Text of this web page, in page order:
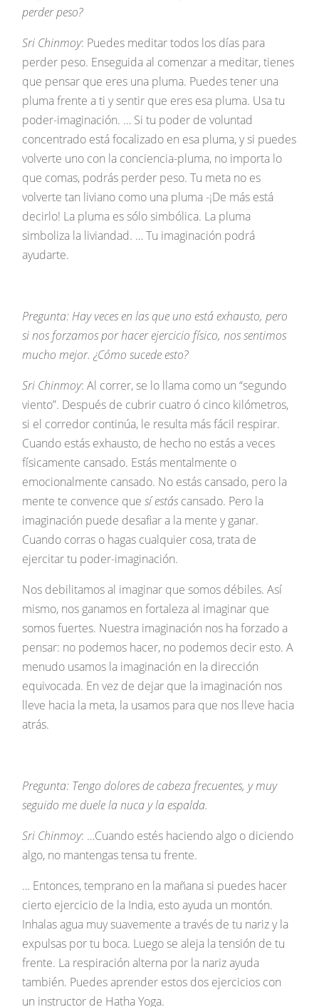
perder peso?
Sri Chinmoy: Puedes meditar todos los días para
perder peso. Enseguida al comenzar a meditar, tienes
que pensar que eres una pluma. Puedes tener una
pluma frente a ti y sentir que eres esa pluma. Usa tu
poder-imaginación. … Si tu poder de voluntad
concentrado está focalizado en esa pluma, y si puedes
volverte uno con la conciencia-pluma, no importa lo
que comas, podrás perder peso. Tu meta no es
volverte tan liviano como una pluma -¡De más está
decirlo! La pluma es sólo simbólica. La pluma
simboliza la liviandad. … Tu imaginación podrá
ayudarte.
Pregunta: Hay veces en las que uno está exhausto, pero
si nos forzamos por hacer ejercicio físico, nos sentimos
mucho mejor. ¿Cómo sucede esto?
Sri Chinmoy: Al correr, se lo llama como un “segundo
viento”. Después de cubrir cuatro ó cinco kilómetros,
si el corredor continúa, le resulta más fácil respirar.
Cuando estás exhausto, de hecho no estás a veces
físicamente cansado. Estás mentalmente o
emocionalmente cansado. No estás cansado, pero la
mente te convence quesí estáscansado. Pero la
imaginación puede desafiar a la mente y ganar.
Cuando corras o hagas cualquier cosa, trata de
ejercitar tu poder-imaginación.
Nos debilitamos al imaginar que somos débiles. Así
mismo, nos ganamos en fortaleza al imaginar que
somos fuertes. Nuestra imaginación nos ha forzado a
pensar: no podemos hacer, no podemos decir esto. A
menudo usamos la imaginación en la dirección
equivocada. En vez de dejar que la imaginación nos
lleve hacia la meta, la usamos para que nos lleve hacia
atrás.
Pregunta: Tengo dolores de cabeza frecuentes, y muy
seguido me duele la nuca y la espalda.
Sri Chinmoy: …Cuando estés haciendo algo o diciendo
algo, no mantengas tensa tu frente.
… Entonces, temprano en la mañana si puedes hacer
cierto ejercicio de la India, esto ayuda un montón.
Inhalas agua muy suavemente a través de tu nariz y la
expulsas por tu boca. Luego se aleja la tensión de tu
frente. La respiración alterna por la nariz ayuda
también. Puedes aprender estos dos ejercicios con
un instructor de Hatha Yoga.